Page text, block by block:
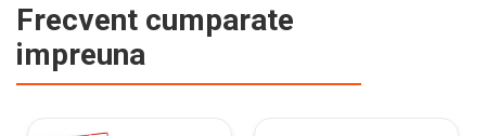
Frecvent cumparate
impreuna